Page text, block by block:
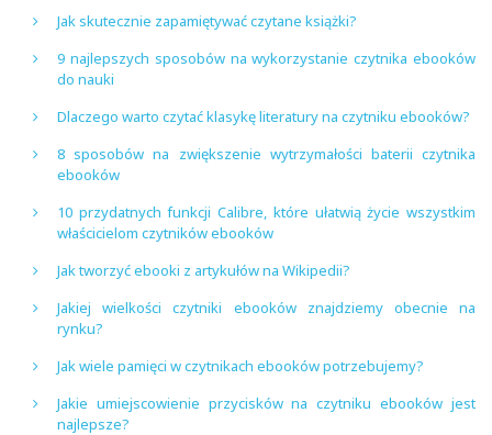
Jak skutecznie zapamiętywać czytane książki?
9 najlepszych sposobów na wykorzystanie czytnika ebooków
do nauki
Dlaczego warto czytać klasykę literatury na czytniku ebooków?
8 sposobów na zwiększenie wytrzymałości baterii czytnika
ebooków
10 przydatnych funkcji Calibre, które ułatwią życie wszystkim
właścicielom czytników ebooków
Jak tworzyć ebooki z artykułów na Wikipedii?
Jakiej wielkości czytniki ebooków znajdziemy obecnie na
rynku?
Jak wiele pamięci w czytnikach ebooków potrzebujemy?
Jakie umiejscowienie przycisków na czytniku ebooków jest
najlepsze?